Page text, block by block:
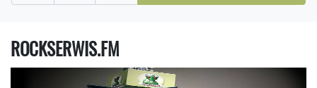
ROCKSERWIS.FM